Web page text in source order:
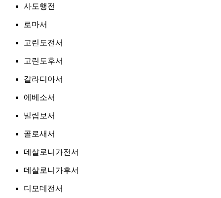
사도행전
로마서
고린도전서
고린도후서
갈라디아서
에베소서
빌립보서
골로새서
데살로니가전서
데살로니가후서
디모데전서